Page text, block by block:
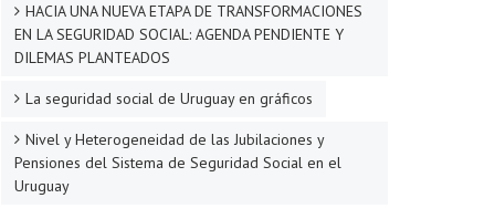
HACIA UNA NUEVA ETAPA DE TRANSFORMACIONES
EN LA SEGURIDAD SOCIAL: AGENDA PENDIENTE Y
DILEMAS PLANTEADOS
La seguridad social de Uruguay en gráficos
Nivel y Heterogeneidad de las Jubilaciones y
Pensiones del Sistema de Seguridad Social en el
Uruguay